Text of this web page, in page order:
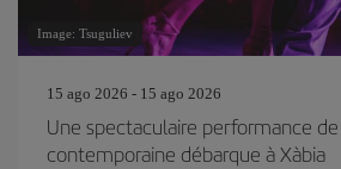
Image: Tsuguliev
15 ago 2026 - 15 ago 2026
Une spectaculaire performance
contemporaine débarque à Xàbia